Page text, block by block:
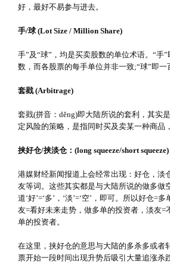
好，最好不易参与进去。
手/球 (Lot Size / Million Share)
手”及“球”，均是买卖股数的单位术语。“手
数，而各股票的每手单位并非一致;“球”即一
套戥 (Arbitrage)
套戥(拼音：děng)即大陆所说的套利，其实
定风险的策略，是指同时买及卖某一种商品
挟好仓/挟淡仓：(long squeeze/short squeeze)
港媒财经新闻报道上会经常出现：好仓，淡
友等词。这些其实都是与大陆所说的做多做
道‘好’=‘多’，‘淡’=‘空’，即可。所以好仓=
友=看好未来走势，做多单的投资者，淡友=
单的投资者。
在这里，挟好仓的意思与大陆的多杀多或者
票开始一段时间出现升势后吸引大量追涨杀